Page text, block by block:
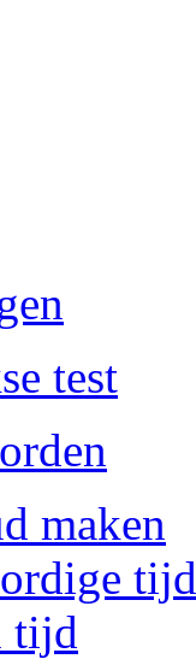
test
maken
tijd
tijd